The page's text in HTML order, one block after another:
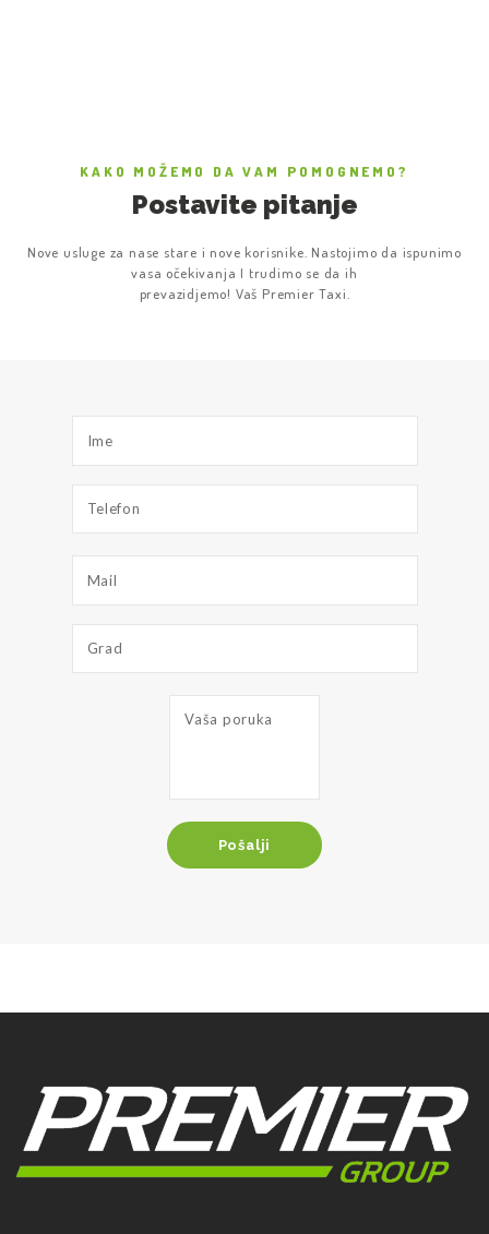
KAKO MOŽEMO DA VAM POMOGNEMO?
Postavite pitanje
Nove usluge za nase stare i nove korisnike. Nastojimo da ispunimo
vasa očekivanja I trudimo se da ih
prevazidjemo! Vaš Premier Taxi.